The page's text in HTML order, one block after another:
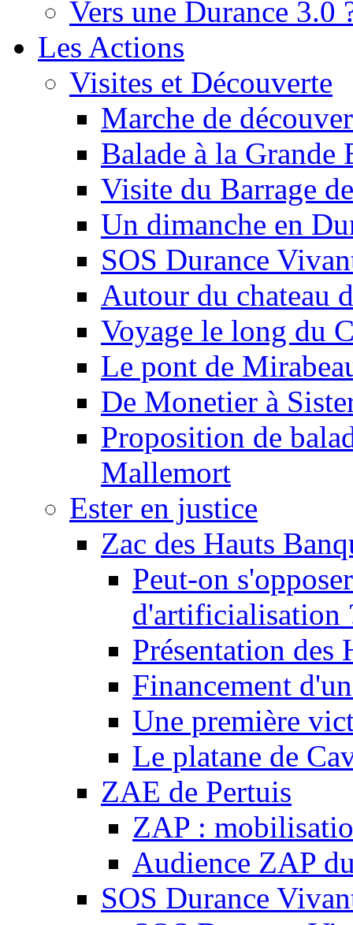
Vers une Durance 3.0
Les Actions
Visites et Découverte
Marche de
Balade à la Grande
Visite du Barrage
Un dimanche en
SOS Durance
Autour du chateau
Voyage le long du
Le pont de
De Monetier à
Proposition de
Mallemort
Ester en justice
Zac des Hauts
Peut-on
d'artificialisation
Présentation des
Financement
Une première
Le platane de
ZAE de Pertuis
ZAP :
Audience ZAP
SOS Durance